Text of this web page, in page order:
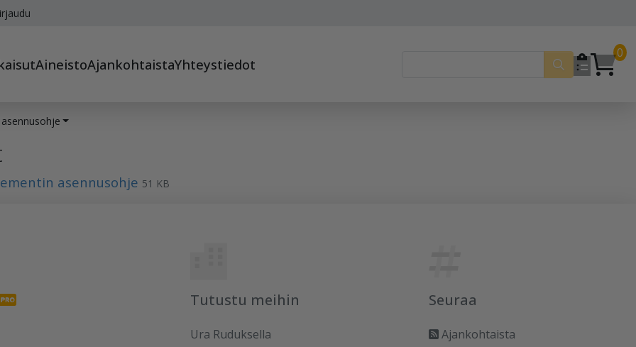
AineistoAjankohtaistaYhteystiedot
0
asennusohje 51 KB
Tutustu meihin
Ura Ruduksella
Seuraa
Ajankohtaista